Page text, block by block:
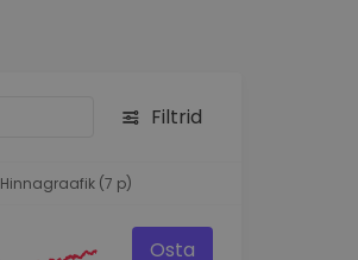
Filtrid
Hinnagraafik (7 p)
Osta